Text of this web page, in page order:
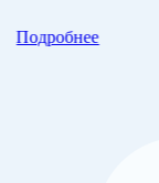
Подробнее